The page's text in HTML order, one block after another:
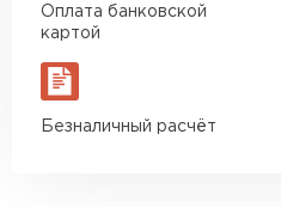
Оплата банковской
картой
Безналичный расчёт